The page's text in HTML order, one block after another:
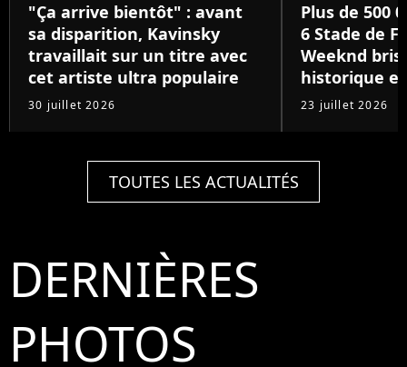
"Ça arrive bientôt" : avant
sa disparition, Kavinsky
travaillait sur un titre avec
cet artiste ultra populaire
30 juillet 2026
Plus de 500
6 Stade de
Weeknd
historique
23 juillet 2026
TOUTES LES ACTUALITÉS
DERNIÈRES
PHOTOS